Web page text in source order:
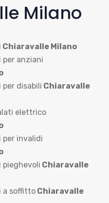
Milano
Chiaravalle Milano
per anziani
per disabili Chiaravalle
elettrico
per invalidi
pieghevoli Chiaravalle
a soffitto Chiaravalle